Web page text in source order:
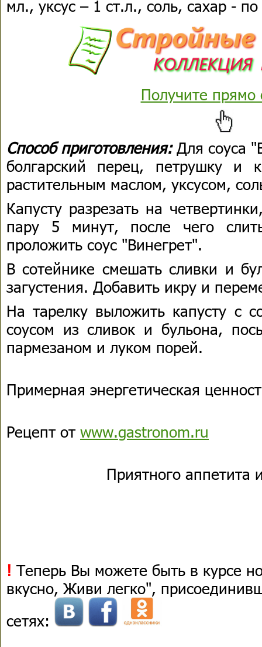
мл., уксус – 1 ст.л., соль, сахар - по
Получите прямо
Способ приготовления:Для соуса
болгарский перец, петрушку и
растительным маслом, уксусом,
Капусту разрезать на
пару 5 минут, после чего
проложить соус "Винегрет".
В сотейнике смешать сливки и
загустения. Добавить икру и
На тарелку выложить капусту с
соусом из сливок и бульона,
пармезаном и луком порей.
Примерная энергетическая
Рецепт от www.gastronom.ru
Приятного аппетита
! Теперь Вы можете быть в курсе
вкусно, Живи легко",
сетях: